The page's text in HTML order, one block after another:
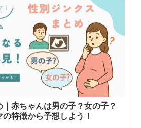
赤ちゃんは男の子？女の子？
特徴から予想しよう！